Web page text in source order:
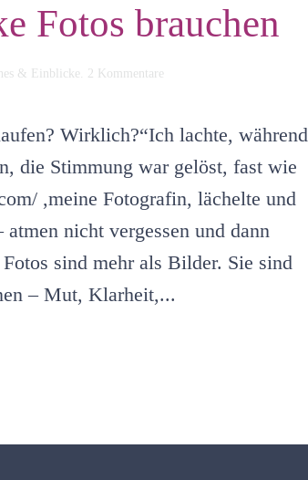
Fotos brauchen
& Einblicke 2 Kommentare
Fotos
brauchen
Wirklich?“Ich lachte, während
die Stimmung war gelöst, fast wie
,meine Fotografin, lächelte und
nicht vergessen und dann
sind mehr als Bilder. Sie sind
– Mut, Klarheit,...